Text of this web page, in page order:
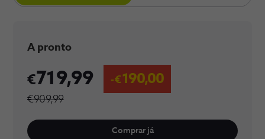
A pronto
719,99
€909,99
190,00
Comprar já